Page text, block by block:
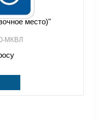
место)"
МКВЛ